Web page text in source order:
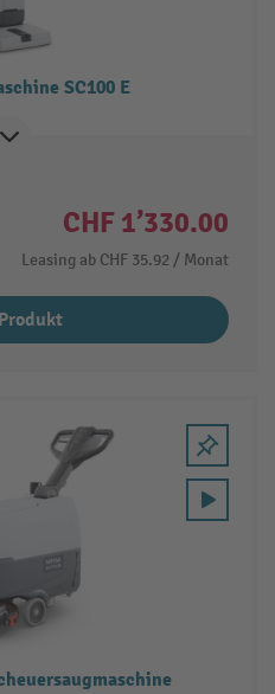
SC100 E
CHF 1’330.00
Leasing ab CHF 35.92 / Monat